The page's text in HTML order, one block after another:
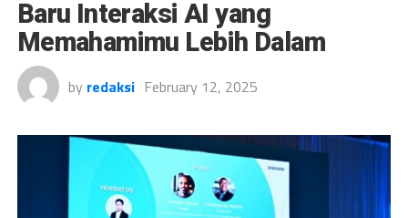
Baru Interaksi AI yang
Memahamimu Lebih Dalam
by redaksi February 12, 2025